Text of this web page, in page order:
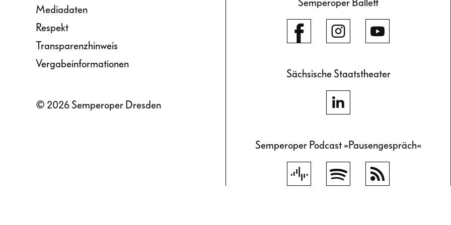
Mediadaten
Respekt
Transparenzhinweis
Vergabeinformationen
© 2026 Semperoper Dresden
Semperoper Ballett
Sächsische Staatstheater
Semperoper Podcast »Pausengespräch«